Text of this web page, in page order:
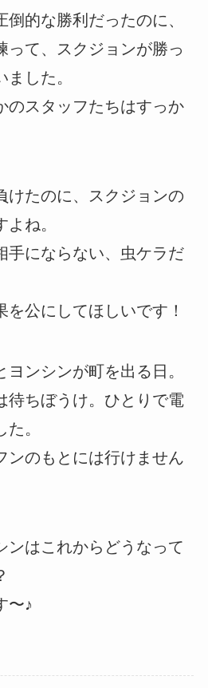
的な勝利だったのに、
って、スクジョンが勝っ
した。
のスタッフたちはすっか
けたのに、スクジョンの
ね。
手にならない、虫ケラだ
公にしてほしいです！
ンシンが町を出る日。
待ちぼうけ。ひとりで電
。
ンのもとには行けません
ンはこれからどうなって
〜♪